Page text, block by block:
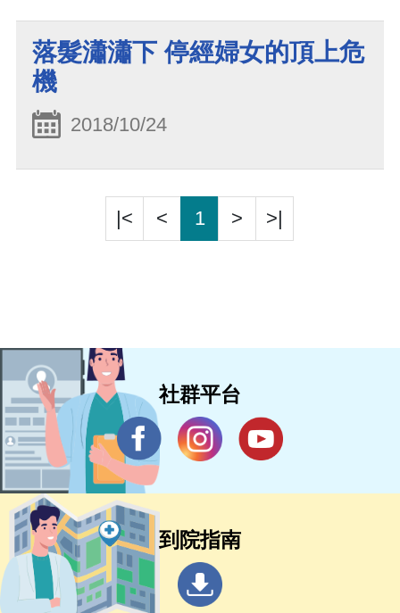
落髮瀟瀟下 停經婦女的頂上危
機
2018/10/24
|< < 1 > >|
社群平台
到院指南